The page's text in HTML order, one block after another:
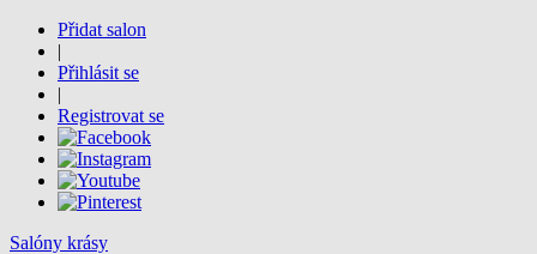
Přidat salon
|
Přihlásit se
|
Registrovat se
Salóny krásy